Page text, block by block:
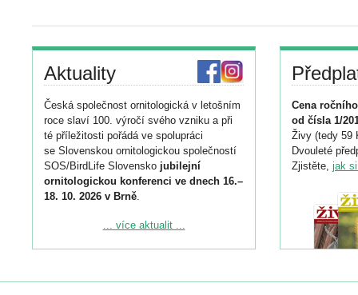
Aktuality
Česká společnost ornitologická v letošním
roce slaví 100. výročí svého vzniku a při
té příležitosti pořádá ve spolupráci
se Slovenskou ornitologickou společností
SOS/BirdLife Slovensko jubilejní
ornitologickou konferenci ve dnech 16.–
18. 10. 2026 v Brně.
Podrobnější informace ke konferenci
Registrovat se můžete do 6. září.
... více aktualit ...
Cena
od čísla 1/
Živy (tedy 59
Dvouleté
Zjistěte, jak